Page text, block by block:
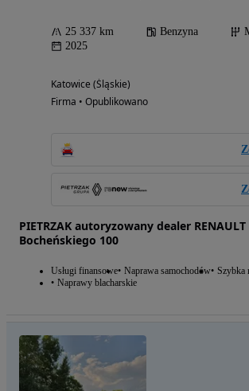
25 337 km Benzyna
2025
Katowice (Śląskie)
Firma • Opublikowano
PIETRZAK autoryzowany dealer RENAULT
Bocheńskiego 100
Usługi finansowe Naprawa samochodów Szybka
Naprawy blacharskie